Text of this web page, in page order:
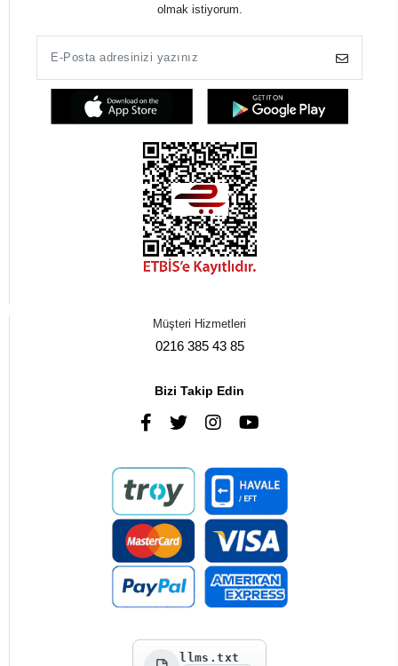
olmak istiyorum.
Müşteri Hizmetleri
0216 385 43 85
Bizi Takip Edin
llms.txt